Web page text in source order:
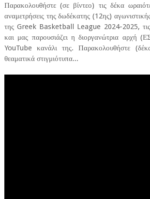
Παρακολουθήστε (σε βίντεο) τις δέκα
αναμετρήσεις της δωδέκατης (12ης)
της Greek Basketball League 2024-2025, τις
και μας παρουσιάζει η διοργανώτρια αρχή
YouTube κανάλι της. Παρακολουθήστε
θεαματικά στιγμιότυπα...